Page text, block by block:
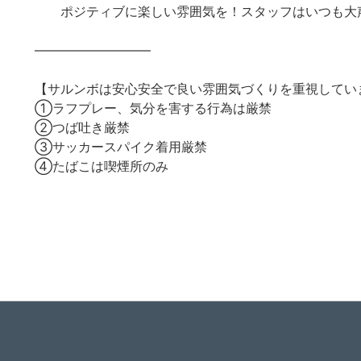
ポジティブに楽しい雰囲気を！スタッフはいつも大
—————————
【サルンボは安心安全で良い雰囲気づくりを重視して
①ラフプレー、気分を害する行為は厳禁
②つば吐き厳禁
③サッカースパイク着用厳禁
④たばこは喫煙所のみ